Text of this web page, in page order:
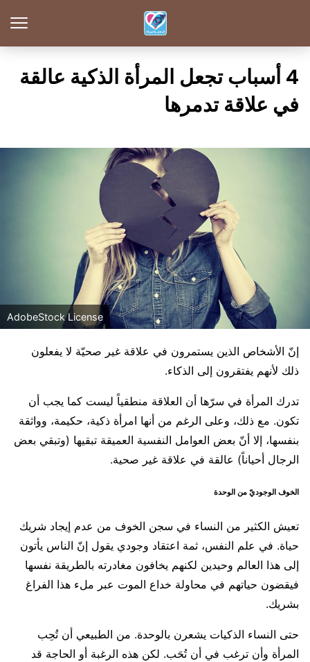
4 أسباب تجعل المرأة الذكية عالقة
في علاقة تدمرها
AdobeStock License
إنّ الأشخاص الذين يستمرون في علاقة غير صحيّة لا يفعلون
ذلك لأنهم يفتقرون إلى الذكاء.
تدرك المرأة في سرّها أن العلاقة منطقياً ليست كما يجب أن
تكون. مع ذلك، وعلى الرغم من أنها امرأة ذكية، حكيمة، وواثقة
بنفسها، إلا أنّ بعض العوامل النفسية العميقة تبقيها (وتبقي بعض
الرجال أحياناً) عالقة في علاقة غير صحية.
الخوف الوجوديّ من الوحدة
تعيش الكثير من النساء في سجن الخوف من عدم إيجاد شريك
حياة. في علم النفس، ثمة اعتقاد وجودي يقول إنّ الناس يأتون
إلى هذا العالم وحيدين لكنهم يخافون مغادرته بالطريقة نفسها
فيقضون حياتهم في محاولة خداع الموت عبر ملء هذا الفراغ
بشريك.
حتى النساء الذكيات يشعرن بالوحدة. من الطبيعي أن تُحِب
المرأة وأن ترغب في أن تُحَب. لكن هذه الرغبة أو الحاجة قد